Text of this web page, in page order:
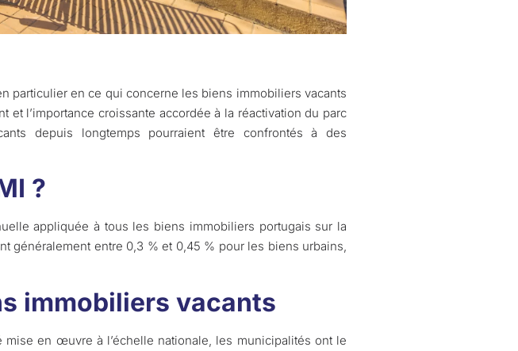
particulier en ce qui concerne les biens immobiliers vacants
l’importance croissante accordée à la réactivation du parc
depuis longtemps pourraient être confrontés à des
?
appliquée à tous les biens immobiliers portugais sur la
généralement entre 0,3 % et 0,45 % pour les biens urbains,
immobiliers vacants
mise en œuvre à l’échelle nationale, les municipalités ont le